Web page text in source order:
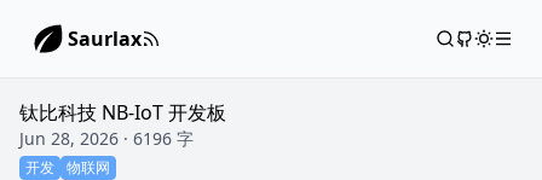
Saurlax
钛比科技 NB-IoT 开发板
Jun 28, 2026 · 6196 字
开发 物联网